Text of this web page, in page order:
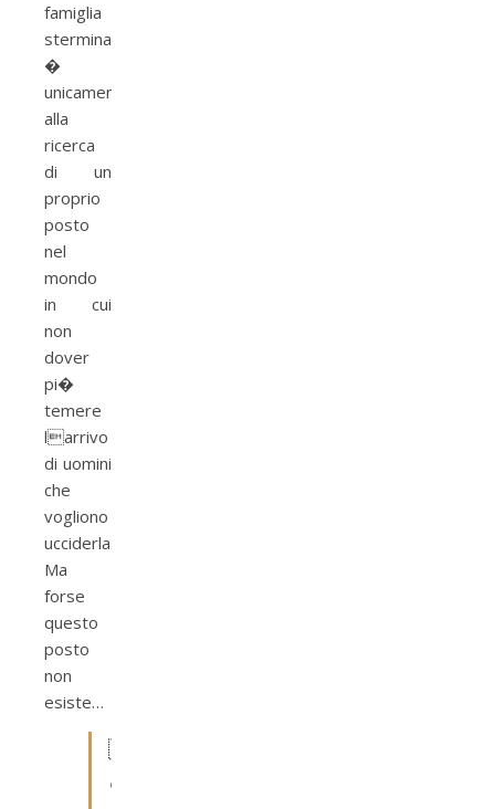
famiglia
sterminata,
�
unicamente
alla
ricerca
di un
proprio
posto
nel
mondo
in cui
non
dover
pi�
temere
larrivo
di uomini
che
vogliono
ucciderla.
Ma
forse
questo
posto
non
esiste…
C